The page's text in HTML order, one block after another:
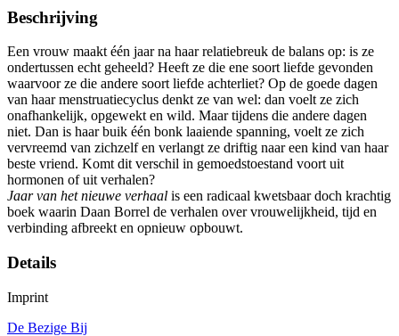
Beschrijving
Een vrouw maakt één jaar na haar relatiebreuk de balans op: is ze
ondertussen echt geheeld? Heeft ze die ene soort liefde gevonden
waarvoor ze die andere soort liefde achterliet? Op de goede dagen
van haar menstruatiecyclus denkt ze van wel: dan voelt ze zich
onafhankelijk, opgewekt en wild. Maar tijdens die andere dagen
niet. Dan is haar buik één bonk laaiende spanning, voelt ze zich
vervreemd van zichzelf en verlangt ze driftig naar een kind van haar
beste vriend. Komt dit verschil in gemoedstoestand voort uit
hormonen of uit verhalen?
Jaar van het nieuwe verhaal is een radicaal kwetsbaar doch krachtig
boek waarin Daan Borrel de verhalen over vrouwelijkheid, tijd en
verbinding afbreekt en opnieuw opbouwt.
Details
Imprint
De Bezige Bij